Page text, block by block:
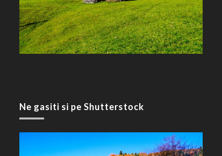
Ne gasiti si pe Shutterstock